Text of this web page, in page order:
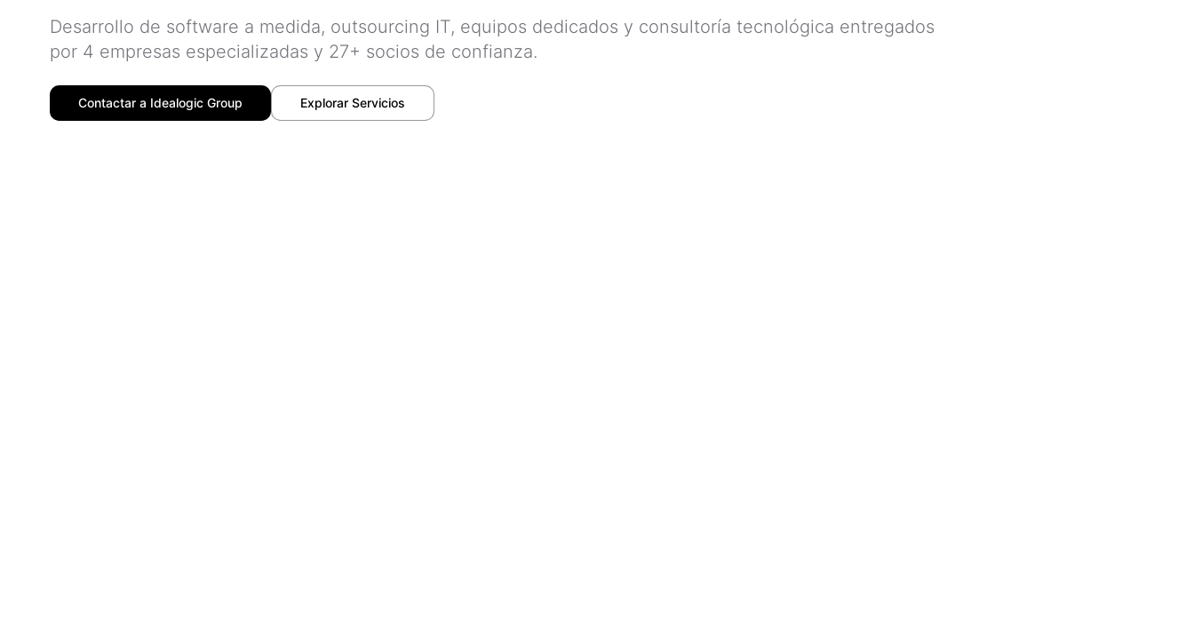
Desarrollo de software a medida, outsourcing IT, equipos dedicados y consultoría tecnológica entregados
por 4 empresas especializadas y 27+ socios de confianza.
Contactar a Idealogic Group Explorar Servicios